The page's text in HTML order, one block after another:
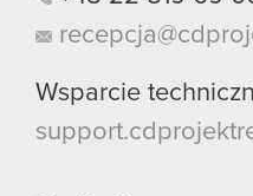
Wsparcie